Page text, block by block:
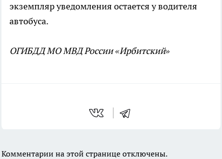
экземпляр уведомления остается у водителя
автобуса.
ОГИБДД МО МВД России «Ирбитский»
Комментарии на этой странице отключены.